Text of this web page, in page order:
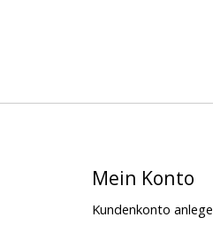
Mein Konto
Kundenkonto